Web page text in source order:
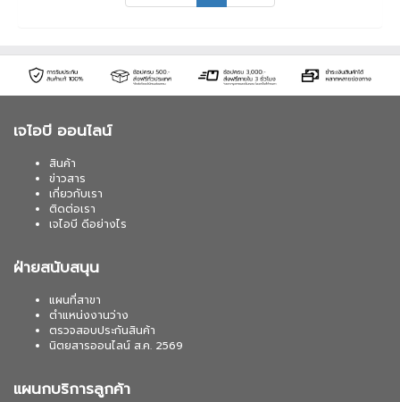
เจไอบี ออนไลน์
สินค้า
ข่าวสาร
เกี่ยวกับเรา
ติดต่อเรา
เจไอบี ดีอย่างไร
ฝ่ายสนับสนุน
แผนที่สาขา
ตำแหน่งงานว่าง
ตรวจสอบประกันสินค้า
นิตยสารออนไลน์ ส.ค. 2569
แผนกบริการลูกค้า